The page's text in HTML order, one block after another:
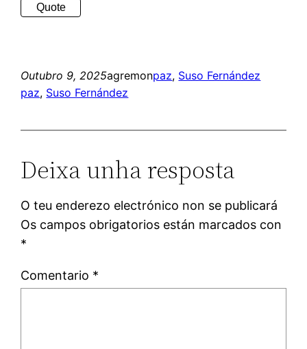
Quote
Outubro 9, 2025agremonpaz, Suso Fernández
paz, Suso Fernández
Deixa unha resposta
O teu enderezo electrónico non se publicará
Os campos obrigatorios están marcados con
*
Comentario *